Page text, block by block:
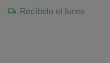
Recíbelo el lunes